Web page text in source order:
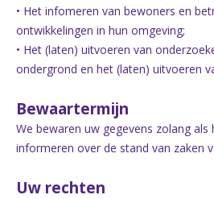
• Het infomeren van bewoners en
ontwikkelingen in hun omgeving;
• Het (laten) uitvoeren van
ondergrond en het (laten) uitvoeren
Bewaartermijn
We bewaren uw gegevens zolang
informeren over de stand van zaken
Uw rechten